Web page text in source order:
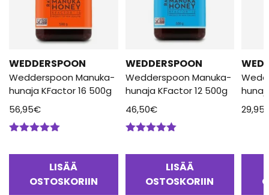
WEDDERSPOON
Wedderspoon Manuka-
hunaja KFactor 16 500g
56,95€
LISÄÄ
OSTOSKORIIN
WEDDERSPOON
Wedderspoon Manuka-
hunaja KFactor 12 500g
46,50€
LISÄÄ
OSTOSKORIIN
29,95